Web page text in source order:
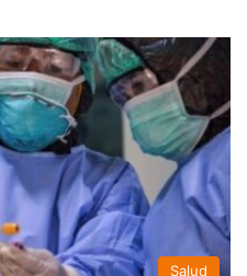
Salud